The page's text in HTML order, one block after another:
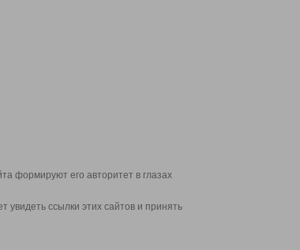
формируют его авторитет в глазах
ссылки этих сайтов и принять